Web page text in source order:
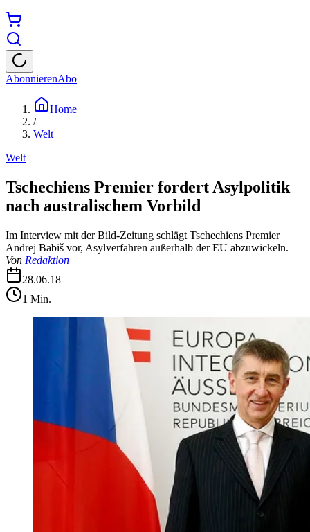
AbonnierenAbo
Home
/
Welt
Welt
Tschechiens Premier fordert Asylpolitik
nach australischem Vorbild
Im Interview mit der Bild-Zeitung schlägt Tschechiens Premier
Andrej Babiš vor, Asylverfahren außerhalb der EU abzuwickeln.
Von Redaktion
28.06.18
1 Min.